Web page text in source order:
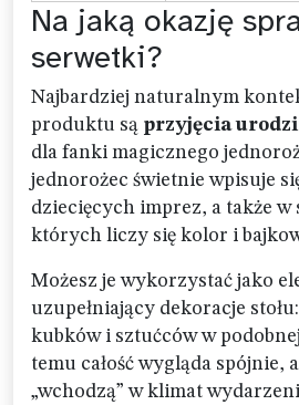
Na jaką okazję
serwetki?
Najbardziej naturalnym
produktu są przyjęcia
dla fanki magicznego
jednorożec świetnie wpisuje
dziecięcych imprez, a także w
których liczy się kolor i
Możesz je wykorzystać jako
uzupełniający dekoracje
kubków i sztućców w
temu całość wygląda spójnie,
„wchodzą” w klimat